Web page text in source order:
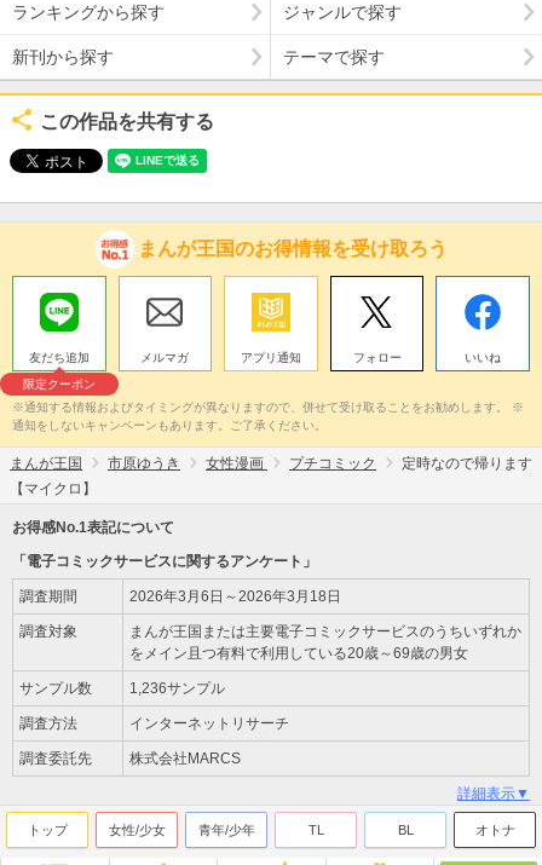
ランキングから探す ジャンルで探す
新刊から探す テーマで探す
この作品を共有する
まんが王国のお得情報を受け取ろう
友だち追加
限定クーポン
メルマガ アプリ通知 フォロー いいね
※通知する情報およびタイミングが異なりますので、併せて受け取ることをお勧めします。 ※
通知をしないキャンペーンもあります。ご了承ください。
まんが王国 市原ゆうき 女性漫画 プチコミック
定時なので帰ります
【マイクロ】
お得感No.1表記について
「電子コミックサービスに関するアンケート」
調査期間 2026年3月6日～2026年3月18日
調査対象
まんが王国または主要電子コミックサービスのうちいずれか
をメイン且つ有料で利用している20歳～69歳の男女
サンプル数 1,236サンプル
調査方法 インターネットリサーチ
調査委託先 株式会社MARCS
詳細表示▼
トップ 女性/少女 青年/少年 TL BL オトナ